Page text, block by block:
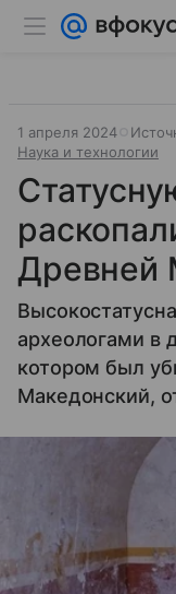
1 апреля 2024
Наука и технологии
Древней
археологами в
котором был
Македонский,